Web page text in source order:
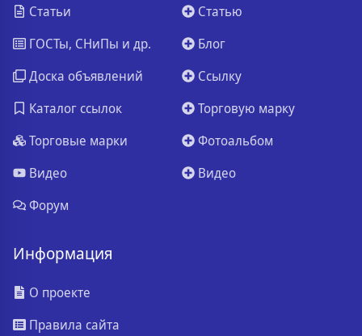
Статьи
ГОСТы, СНиПы и др.
Доска объявлений
Каталог ссылок
Торговые марки
Видео
Форум
Статью
Блог
Ссылку
Торговую марку
Фотоальбом
Видео
Информация
О проекте
Правила сайта